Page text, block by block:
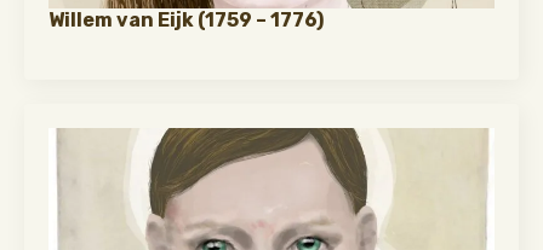
Willem van Eijk (1759 – 1776)